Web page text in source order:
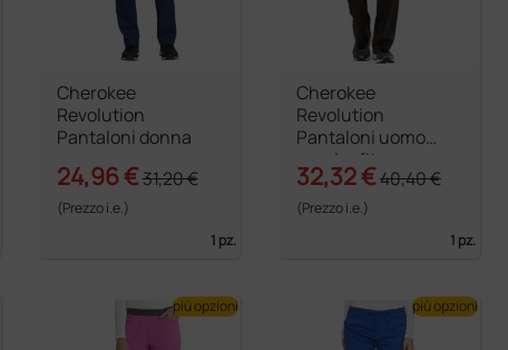
Cherokee
Revolution
Pantaloni donna
24,96 €31,20 €
(Prezzo i.e.)
1 pz.
Cherokee
Revolution
Pantaloni uomo
regular fit
32,32 €40,40 €
(Prezzo i.e.)
1 pz.
più opzioni più opzioni